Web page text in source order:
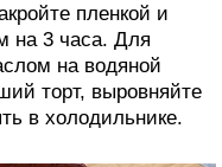
пленкой и
на 3 часа. Для
на водяной
торт, выровняйте
в холодильнике.